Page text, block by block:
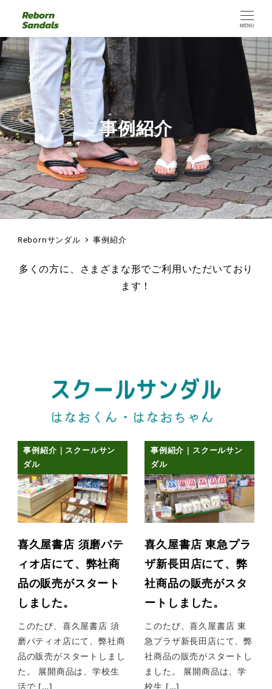
MENU
事例紹介
Rebornサンダル 事例紹介
多くの方に、さまざまな形でご利用いただいており
ます！
事例紹介｜スクールサン
ダル
喜久屋書店 須磨パテ
ィオ店にて、弊社商
品の販売がスタート
しました。
このたび、喜久屋書店 須
磨パティオ店にて、弊社商
品の販売がスタートしまし
た。 展開商品は、学校生
活で […]
事例紹介｜スクールサン
ダル
喜久屋書店 東急プラ
ザ新長田店にて、弊
社商品の販売がスタ
ートしました。
このたび、喜久屋書店 東
急プラザ新長田店にて、弊
社商品の販売がスタートし
ました。 展開商品は、学
校生 […]